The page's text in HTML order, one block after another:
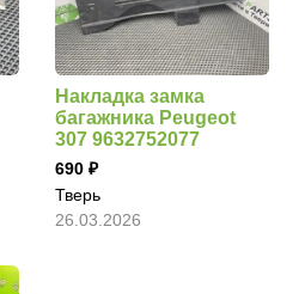
Накладка замка
багажника Peugeot
307 9632752077
690
Тверь
26.03.2026